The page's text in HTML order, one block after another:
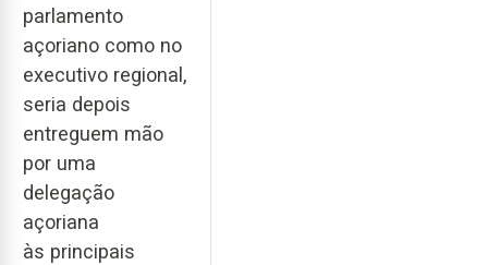
parlamento
açoriano como no
executivo regional,
seria depois
entreguem mão
por uma
delegação
açoriana
às principais